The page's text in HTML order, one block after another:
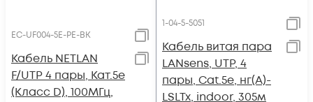
EC-UF004-5E-PE-BK
Кабель NETLAN
F/UTP 4 пары, Кат.5e
(Класс D), 100МГц,
1-04-5-5051
Кабель витая пара
LANsens, UTP, 4
пары, Cat.5e, нг(А)-
LSLTx, indoor, 305м